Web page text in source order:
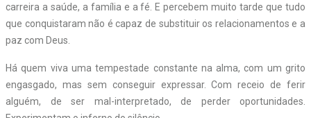
carreira a saúde, a família e a fé. E percebem muito tarde que tudo
que conquistaram não é capaz de substituir os relacionamentos e a
paz com Deus.
Há quem viva uma tempestade constante na alma, com um grito
engasgado, mas sem conseguir expressar. Com receio de ferir
alguém, de ser mal-interpretado, de perder oportunidades.